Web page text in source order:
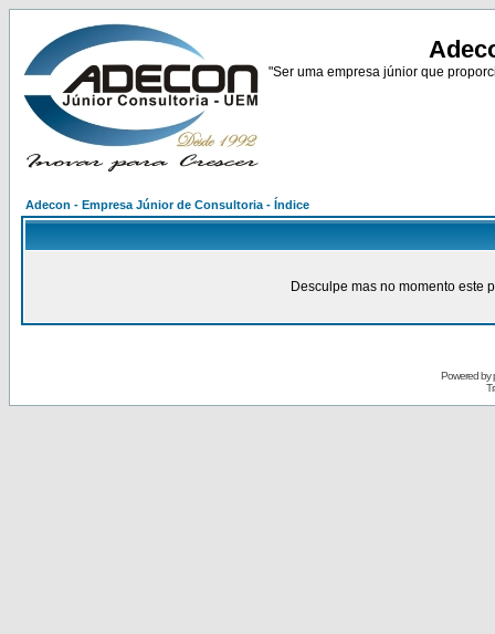
"Ser uma empresa júnior que
Adecon - Empresa Júnior de Consultoria - Índice
Desculpe mas no momento este
Powered by